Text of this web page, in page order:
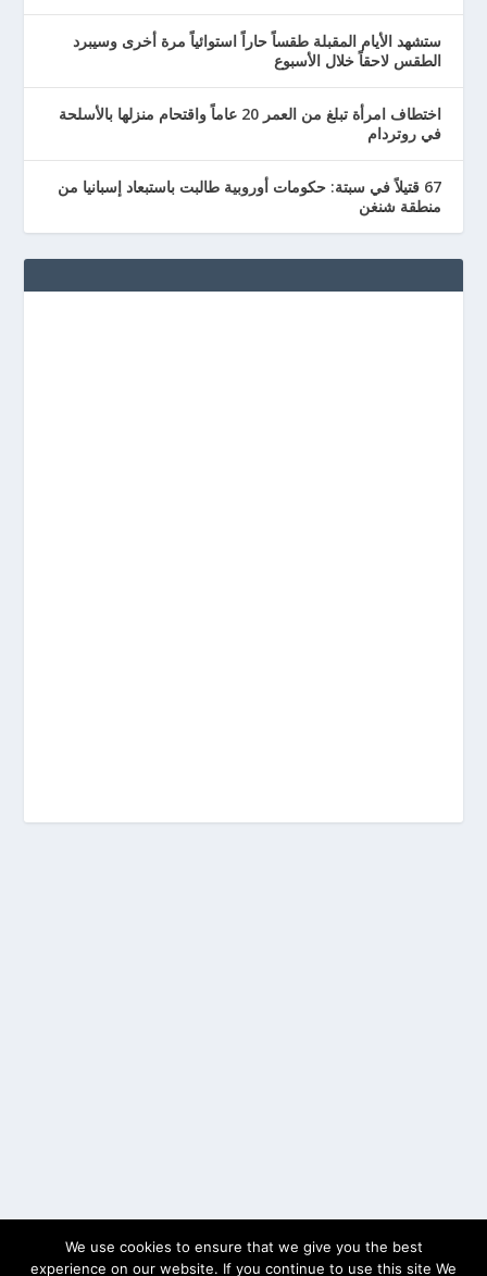
ستشهد الأيام المقبلة طقساً حاراً استوائياً مرة أخرى وسيبرد
الطقس لاحقاً خلال الأسبوع
اختطاف امرأة تبلغ من العمر 20 عاماً واقتحام منزلها بالأسلحة
في روتردام
67 قتيلاً في سبتة: حكومات أوروبية طالبت باستبعاد إسبانيا من
منطقة شنغن
We use cookies to ensure that we give you the best
experience on our website. If you continue to use this site We